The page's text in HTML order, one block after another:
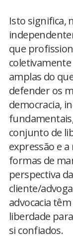
Isto significa,
que
amplas do
defender os
democracia,
conjunto de
expressão e
formas de
perspectiva
cliente/
advocacia
liberdade
si confiados.